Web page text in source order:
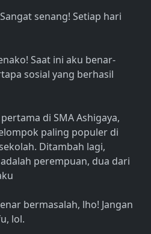
senang! Setiap hari
Saat ini aku benar-
sosial yang berhasil
di SMA Ashigaya,
paling populer di
Ditambah lagi,
perempuan, dua dari
bermasalah, lho! Jangan
lol.